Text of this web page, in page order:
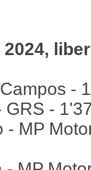
-
GRS -
- MP